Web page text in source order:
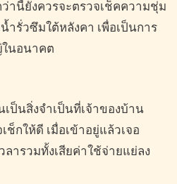
านี้ยังควรจะตรวจเช็คความชุ่ม
ำรั่วซึมใต้หลังคา เพื่อเป็นการ
นอนาคต
เป็นสิ่งจำเป็นที่เจ้าของบ้าน
ช็กให้ดี เมื่อเข้าอยู่แล้วเจอ
ลารวมทั้งเสียค่าใช้จ่ายแย่ลง